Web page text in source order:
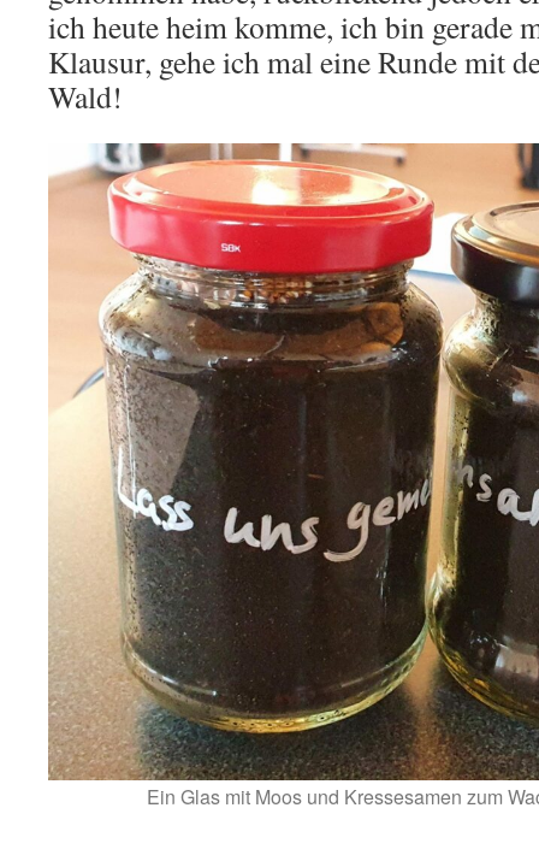
ich heute heim komme, ich bin gerade
Klausur, gehe ich mal eine Runde mit
Wald!
Ein Glas mit Moos und Kressesamen zum